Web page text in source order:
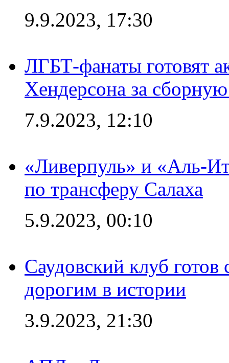
9.9.2023, 17:30
ЛГБТ-фанаты готовят
Хендерсона за
7.9.2023, 12:10
«Ливерпуль» и «Аль-
по трансферу Салаха
5.9.2023, 00:10
Саудовский клуб
дорогим в истории
3.9.2023, 21:30